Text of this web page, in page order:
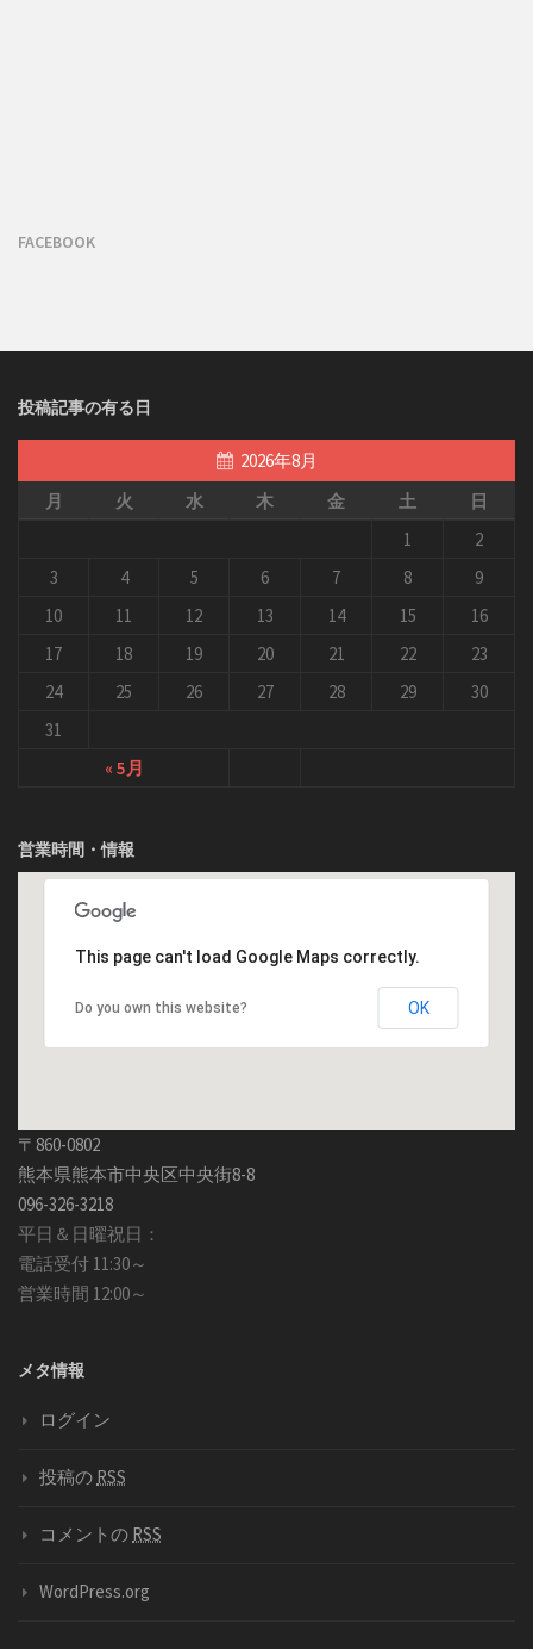
FACEBOOK
投稿記事の有る日
2026年8月
月
火 水 木 金 土 日
« 5月
1
2
3
4 5 6 7 8
9
10
11 12 13 14 15
16
17
18 19 20 21 22
23
24
25 26 27 28 29
30
31
営業時間・情報
This page can't load Google Maps correctly.
Do you own this website? OK
〒860-0802
熊本県熊本市中央区中央街8-8
096-326-3218
平日＆日曜祝日：
電話受付 11:30～
営業時間 12:00～
メタ情報
ログイン
投稿の RSS
コメントの RSS
WordPress.org